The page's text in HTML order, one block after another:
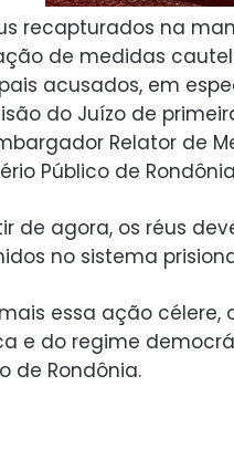
recapturados na
de medidas
acusados, em
do Juízo de
Relator de
Público de
de agora, os réus
no sistema
essa ação célere,
e do regime
de Rondônia.